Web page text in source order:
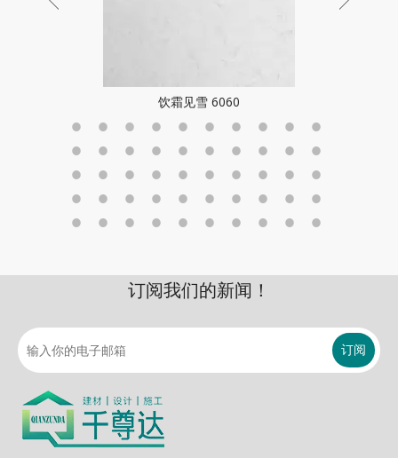
饮霜见雪 6060
订阅我们的新闻！
订阅